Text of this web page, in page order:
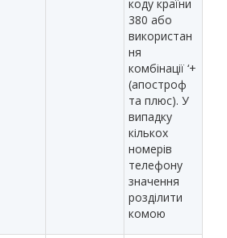
коду країни
380 або
використан
ня
комбінації ‘+
(апостроф
та плюс). У
випадку
кількох
номерів
телефону
значення
розділити
комою